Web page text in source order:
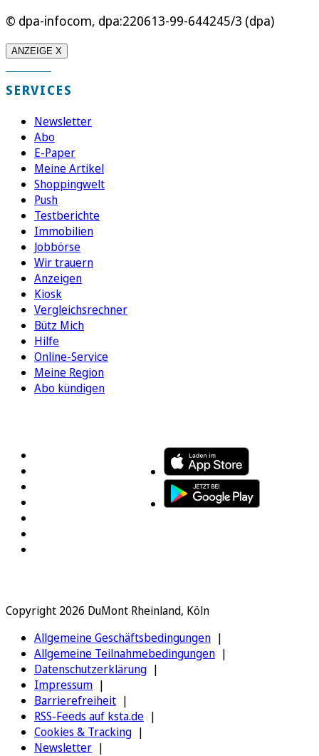
© dpa-infocom, dpa:220613-99-644245/3 (dpa)
ANZEIGE X
SERVICES
Newsletter
Abo
E-Paper
Meine Artikel
Shoppingwelt
Push
Testberichte
Immobilien
Jobbörse
Wir trauern
Anzeigen
Kiosk
Vergleichsrechner
Bütz Mich
Hilfe
Online-Service
Meine Region
Abo kündigen
Copyright 2026 DuMont Rheinland, Köln
Allgemeine Geschäftsbedingungen
Allgemeine Teilnahmebedingungen
Datenschutzerklärung
Impressum
Barrierefreiheit
RSS-Feeds auf ksta.de
Cookies & Tracking
Newsletter